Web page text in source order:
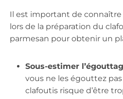
Il est important de connaître
lors de la préparation du
parmesan pour obtenir un
Sous-estimer
vous ne les égouttez
clafoutis risque d’être